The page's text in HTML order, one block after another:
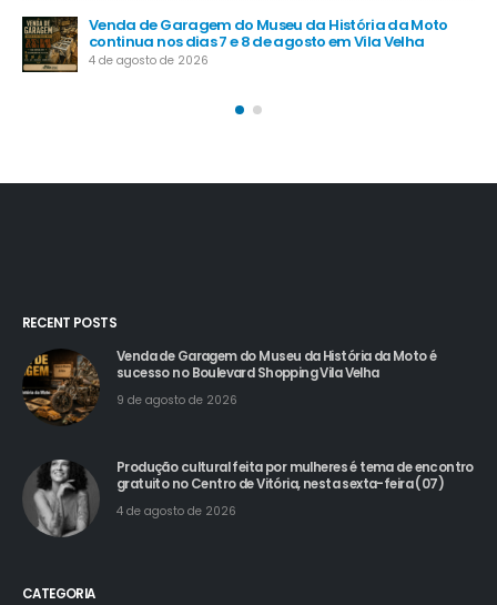
Moto
Santa Maria de Jetibá recebe investimentos em
segurança, infraestrutura e apoio ao agro
6 de junho de 2026
Venda de Garagem do Museu da História da Moto é
sucesso no Boulevard Shopping Vila Velha
9 de agosto de 2026
Produção cultural feita por mulheres é tema de encontro
gratuito no Centro de Vitória, nesta sexta-feira (07)
4 de agosto de 2026